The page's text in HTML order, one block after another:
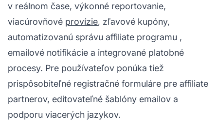
v reálnom čase, výkonné reportovanie,
viacúrovňové provízie, zľavové kupóny,
automatizovanú správu affiliate programu ,
emailové notifikácie a integrované platobné
procesy. Pre používateľov ponúka tiež
prispôsobiteľné registračné formuláre pre affiliate
partnerov, editovateľné šablóny emailov a
podporu viacerých jazykov.